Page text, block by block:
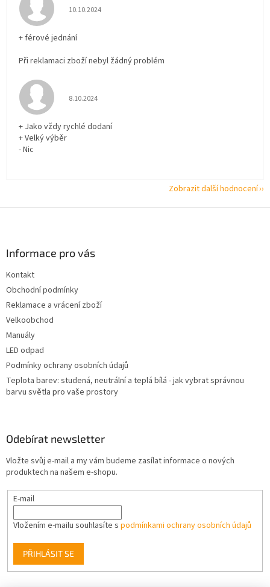
Hodnocení obchodu je 5 z 5 hvězdiček.
10.10.2024
+ férové jednání
Při reklamaci zboží nebyl žádný problém
Hodnocení obchodu je 5 z 5 hvězdiček.
8.10.2024
+ Jako vždy rychlé dodaní
+ Velký výběr
- Nic
Zobrazit další hodnocení
Informace pro vás
Kontakt
Obchodní podmínky
Reklamace a vrácení zboží
Velkoobchod
Manuály
LED odpad
Podmínky ochrany osobních údajů
Teplota barev: studená, neutrální a teplá bílá - jak vybrat správnou
barvu světla pro vaše prostory
Odebírat newsletter
Vložte svůj e-mail a my vám budeme zasílat informace o nových
produktech na našem e-shopu.
E-mail
Vložením e-mailu souhlasíte s podmínkami ochrany osobních údajů
PŘIHLÁSIT SE